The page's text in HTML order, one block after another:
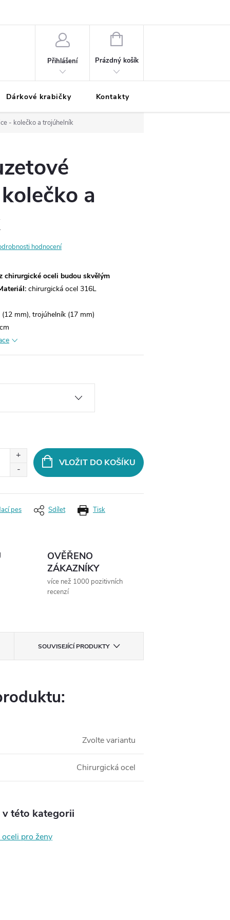
Přihlášení
NÁKUPNÍ
Prázdný košík
Dárkové krabičky Kontakty
- kolečko a trojúhelník
a
hodnocení
chirurgické oceli budou skvělým
chirurgická ocel 316L
mm), trojúhelník (17 mm)
VLOŽIT DO KOŠÍKU
Tisk
pes Sdílet
OVĚŘENO
ZÁKAZNÍKY
více než 1000 pozitivních
recenzí
SOUVISEJÍCÍ PRODUKTY
Zvolte variantu
Chirurgická ocel
této kategorii
pro ženy